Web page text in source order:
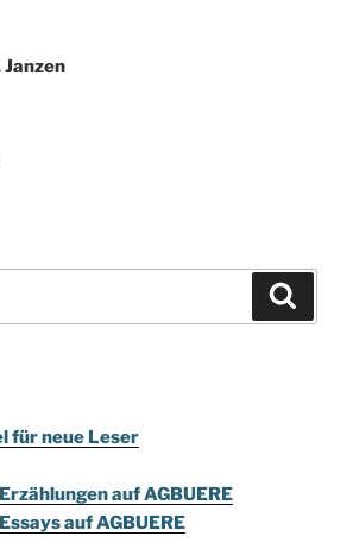
Janzen
für neue Leser
auf AGBUERE
auf AGBUERE